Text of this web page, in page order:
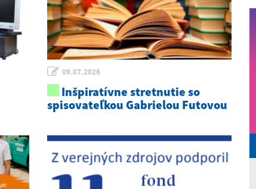
09.07.2026
Inšpiratívne stretnutie so
spisovateľkou Gabrielou Futovou